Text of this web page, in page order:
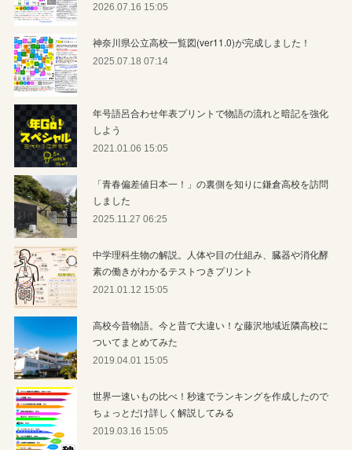
2026.07.16 15:05
神奈川県公立高校一覧図(ver11.0)が完成しました！
2025.07.18 07:14
年号語呂合わせ年表プリントで物語の流れと暗記を強化
しよう
2021.01.06 15:05
「青春偏差値日本一！」の裏側を知りに鎌倉高校を訪問
しました
2025.11.27 06:25
中学理科生物の解説。人体や目の仕組み、臓器や消化酵
素の働きがわかるテストつきプリント
2021.01.12 15:05
高校今昔物語。今と昔で大違い！な藤沢地域近隣高校に
ついてまとめてみた
2019.04.01 15:05
世界一速いもの比べ！秒速でランキングを作成したので
ちょっとだけ詳しく解説してみる
2019.03.16 15:05